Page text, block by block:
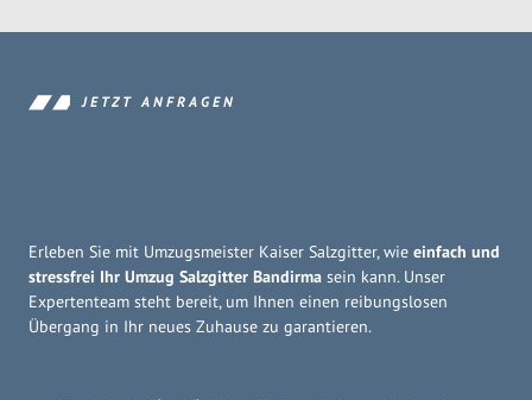
JETZT ANFRAGEN
Erleben Sie mit Umzugsmeister Kaiser Salzgitter, wie einfach und
stressfrei Ihr Umzug Salzgitter Bandirma sein kann. Unser
Expertenteam steht bereit, um Ihnen einen reibungslosen
Übergang in Ihr neues Zuhause zu garantieren.